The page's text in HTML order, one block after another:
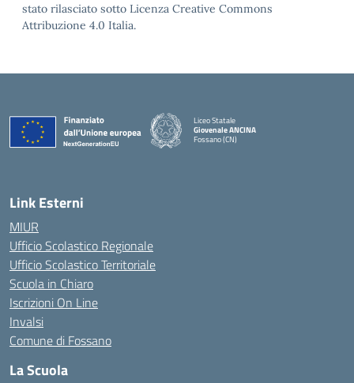
stato rilasciato sotto Licenza Creative Commons
Attribuzione 4.0 Italia.
Liceo Statale
Giovenale ANCINA
Fossano (CN)
Link Esterni
MIUR
Ufficio Scolastico Regionale
Ufficio Scolastico Territoriale
Scuola in Chiaro
Iscrizioni On Line
Invalsi
Comune di Fossano
La Scuola